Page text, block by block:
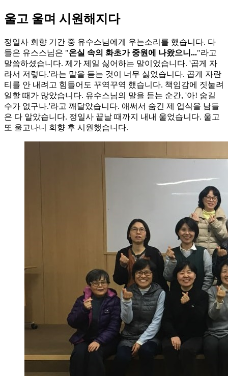
울고 울며 시원해지다
정일사 회향 기간 중 유수스님에게 우는소리를 했습니다. 다
들은 유스스님은 "온실 속의 화초가 중원에 나왔으니..."라고
말씀하셨습니다. 제가 제일 싫어하는 말이었습니다. '곱게 자
라서 저렇다.'라는 말을 듣는 것이 너무 싫었습니다. 곱게 자란
티를 안 내려고 힘들어도 꾸역꾸역 했습니다. 책임감에 짓눌려
일할 때가 많았습니다. 유수스님의 말을 듣는 순간, '아! 숨길
수가 없구나.'라고 깨달았습니다. 애써서 숨긴 제 업식을 남들
은 다 알았습니다. 정일사 끝날 때까지 내내 울었습니다. 울고
또 울고나니 회향 후 시원했습니다.